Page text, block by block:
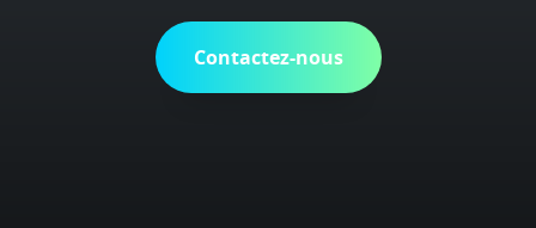
Contactez-nous